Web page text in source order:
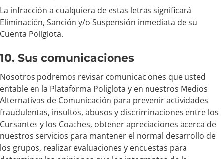
La infracción a cualquiera de estas letras significará
Eliminación, Sanción y/o Suspensión inmediata de su
Cuenta Poliglota.
10. Sus comunicaciones
Nosotros podremos revisar comunicaciones que usted
entable en la Plataforma Poliglota y en nuestros Medios
Alternativos de Comunicación para prevenir actividades
fraudulentas, insultos, abusos y discriminaciones entre los
Cursantes y los Coaches, obtener apreciaciones acerca de
nuestros servicios para mantener el normal desarrollo de
los grupos, realizar evaluaciones y encuestas para